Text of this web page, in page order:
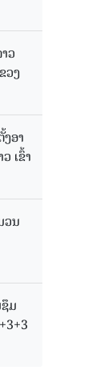
ວ
ວງ
ອາ
ເຂົ້າ
ວນ
ມ